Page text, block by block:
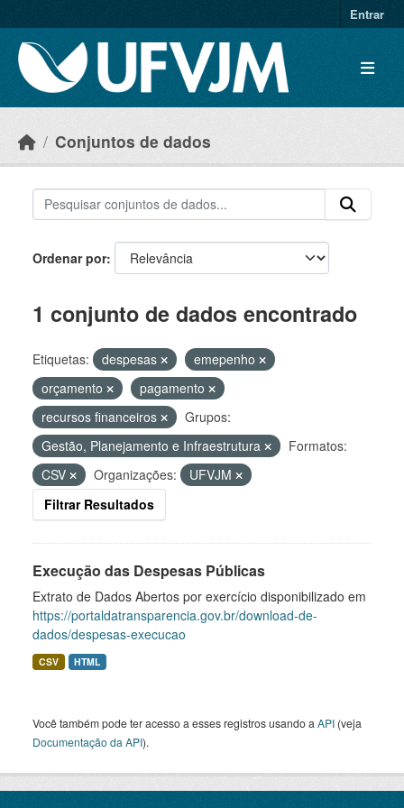
Entrar
Conjuntos de dados
Ordenar por
1 conjunto de dados encontrado
Etiquetas: despesas
emepenho
orçamento
pagamento
recursos financeiros
Grupos:
Gestão, Planejamento e Infraestrutura
Formatos:
CSV
Organizações:
UFVJM
Filtrar Resultados
Execução das Despesas Públicas
Extrato de Dados Abertos por exercício disponibilizado em
https://portaldatransparencia.gov.br/download-de-
dados/despesas-execucao
CSV HTML
Você também pode ter acesso a esses registros usando a API (veja
Documentação da API).